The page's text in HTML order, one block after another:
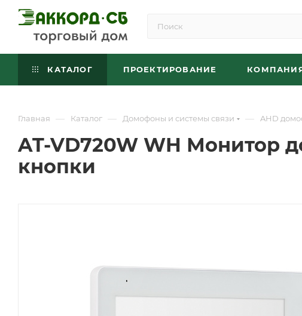
КАТАЛОГ ПРОЕКТИРОВАНИЕ
Главная — Каталог — Домофоны и системы связи — AHD
AT-VD720W WH Монитор
кнопки